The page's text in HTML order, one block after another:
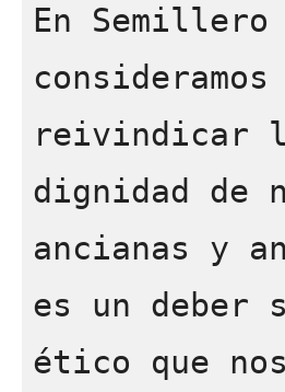
En Semillero
consideramos
reivindicar
dignidad de
ancianas y
es un deber
ético que nos